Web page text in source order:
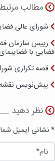
مطالب
شورای عالی
رییس سازمان
فضایی با
قصه تکراری
پیش‌نویس نقشه
نظر دهید
* نشانی ایمیل